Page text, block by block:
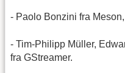
- Paolo Bonzini fra
- Tim-Philipp Müller,
fra GStreamer.